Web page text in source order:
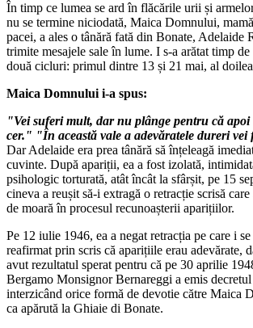
În timp ce lumea se ard în flăcările urii și
nu se termine niciodată, Maica Domnului,
pacei, a ales o tânără fată din Bonate, Adelaide
trimite mesajele sale în lume. I s-a arătat timp
două cicluri: primul dintre 13 și 21 mai, al
Maica Domnului i-a spus:
"Vei suferi mult, dar nu plânge pentru că apoi
cer." "În această vale a adevăratele dureri
Dar Adelaide era prea tânără să înțeleagă
cuvinte. După apariții, ea a fost izolată,
psihologic torturată, atât încât la sfârșit, pe 15
cineva a reușit să-i extragă o retracție scrisă
de moară în procesul recunoașterii aparițiilor.
Pe 12 iulie 1946, ea a negat retracția pe care i se
reafirmat prin scris că aparițiile erau adevărate,
avut rezultatul sperat pentru că pe 30 aprilie
Bergamo Monsignor Bernareggi a emis
interzicând orice formă de devotie către Maica
ca apărută la Ghiaie di Bonate.